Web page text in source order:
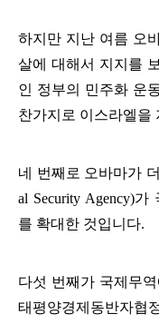
하지만 지난 여름 오
살에 대해서 지지를
인 정부의 민주화 운
찬가지로 이스라엘을
네 번째로 오바마가
al Security Agency)
를 확대한 것입니다.
다섯 번째가 국제무
태평양경제동반자협